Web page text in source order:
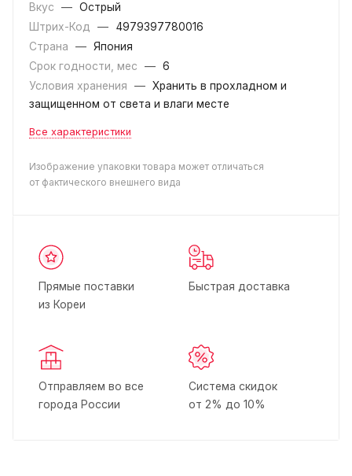
Вкус
— Острый
Штрих-Код
—
4979397780016
Страна
— Япония
Срок годности, мес
— 6
Условия хранения
— Хранить в прохладном и
защищенном от света и влаги месте
Все характеристики
Изображение упаковки товара может отличаться
от фактического внешнего вида
Прямые поставки
из Кореи
Быстрая доставка
Отправляем во все
города России
Система скидок
от 2% до 10%